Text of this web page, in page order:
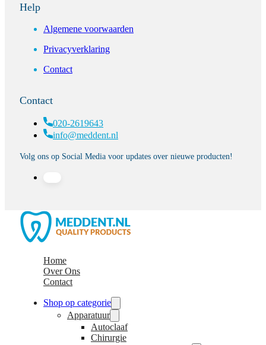
Help
Algemene voorwaarden
Privacyverklaring
Contact
Contact
020-2619643
info@meddent.nl
Volg ons op Social Media voor updates over nieuwe producten!
Home
Over Ons
Contact
Shop op categorie
Apparatuur
Autoclaaf
Chirurgie